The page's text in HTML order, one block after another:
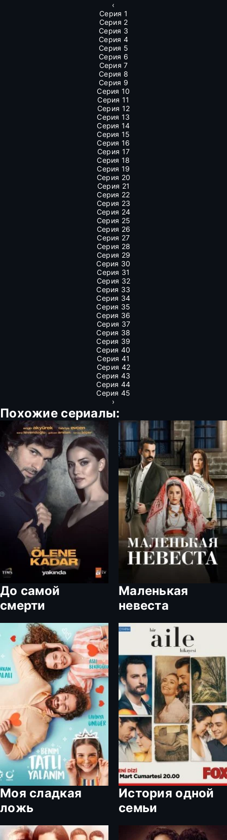
‹
Серия 1
Серия 2
Серия 3
Серия 4
Серия 5
Серия 6
Серия 7
Серия 8
Серия 9
Серия 10
Серия 11
Серия 12
Серия 13
Серия 14
Серия 15
Серия 16
Серия 17
Серия 18
Серия 19
Серия 20
Серия 21
Серия 22
Серия 23
Серия 24
Серия 25
Серия 26
Серия 27
Серия 28
Серия 29
Серия 30
Серия 31
Серия 32
Серия 33
Серия 34
Серия 35
Серия 36
Серия 37
Серия 38
Серия 39
Серия 40
Серия 41
Серия 42
Серия 43
Серия 44
Серия 45
›
Похожие сериалы:
До самой
смерти
Маленькая
невеста
Моя сладкая
ложь
История одной
семьи